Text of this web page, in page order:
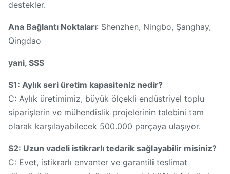
destekler.
Ana Bağlantı Noktaları: Shenzhen, Ningbo, Şanghay,
Qingdao
yani, SSS
S1: Aylık seri üretim kapasiteniz nedir?
C: Aylık üretimimiz, büyük ölçekli endüstriyel toplu
siparişlerin ve mühendislik projelerinin talebini tam
olarak karşılayabilecek 500.000 parçaya ulaşıyor.
S2: Uzun vadeli istikrarlı tedarik sağlayabilir misiniz?
C: Evet, istikrarlı envanter ve garantili teslimat